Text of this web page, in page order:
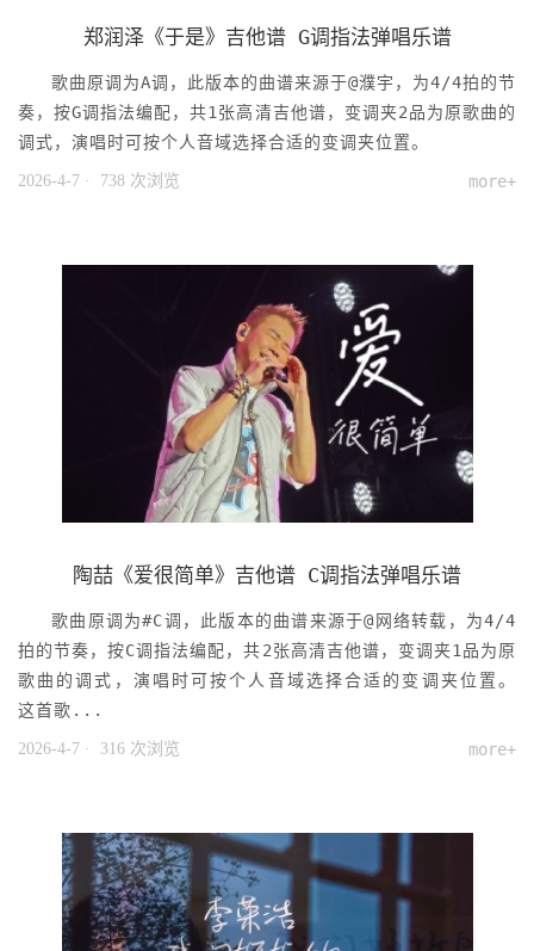
郑润泽《于是》吉他谱 G调指法弹唱乐谱
歌曲原调为A调，此版本的曲谱来源于@濮宇，为4/4拍的节
奏，按G调指法编配，共1张高清吉他谱，变调夹2品为原歌曲的
调式，演唱时可按个人音域选择合适的变调夹位置。
2026-4-7 · 738 次浏览 more+
陶喆《爱很简单》吉他谱 C调指法弹唱乐谱
歌曲原调为#C调，此版本的曲谱来源于@网络转载，为4/4
拍的节奏，按C调指法编配，共2张高清吉他谱，变调夹1品为原
歌曲的调式，演唱时可按个人音域选择合适的变调夹位置。
这首歌...
2026-4-7 · 316 次浏览 more+